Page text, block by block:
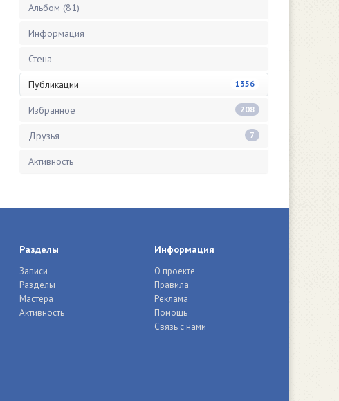
Альбом (81)
Информация
Стена
Публикации 1356
Избранное 208
Друзья 7
Активность
Разделы
Записи
Разделы
Мастера
Активность
Информация
О проекте
Правила
Реклама
Помощь
Связь с нами